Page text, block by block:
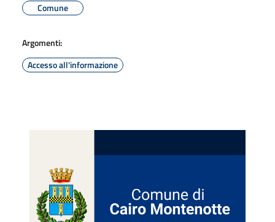
Comune
Argomenti:
Accesso all'informazione